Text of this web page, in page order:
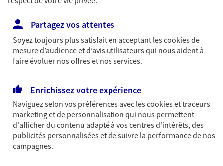
Réalisez vos projets grâce à votre épargne : achat
immobilier, études des enfants ou voyage autour
du monde… Épargnez à votre rythme et
simplement, selon votre profil.
Découvrir les offres Épargne
Retraite
Préparez sereinement ce nouveau chapitre de
votre vie avec les conseils d'un expert. Découvrez
notre solution PER (Plan Epargne Retraite)
spécialement conçue pour la retraite.
Partagez vos attentes
Soyez toujours plus satisfait en acceptant lescookiesde
mesure d’audience et d’avis utilisateurs qui nous aident à
faire évoluer nos offres et nos services.
Enrichissez votre expérience
Naviguez selon vos préférences avec lescookies et traceurs
marketing et de personnalisation qui nous permettent
d'afficher du contenu adapté à vos centres d'intérêts, des
publicités personnalisées et de suivre la performance de nos
campagnes.